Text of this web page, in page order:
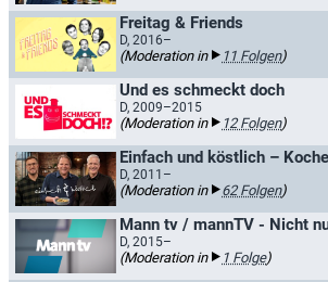
Freitag & Friends
D, 2016–
(Moderation in 11 Folgen)
Und es schmeckt doch
D, 2009–2015
(Moderation in 12 Folgen)
Einfach und köstlich –
D, 2011–
(Moderation in 62 Folgen)
Mann tv / mannTV - Nicht
D, 2015–
(Moderation in 1 Folge)